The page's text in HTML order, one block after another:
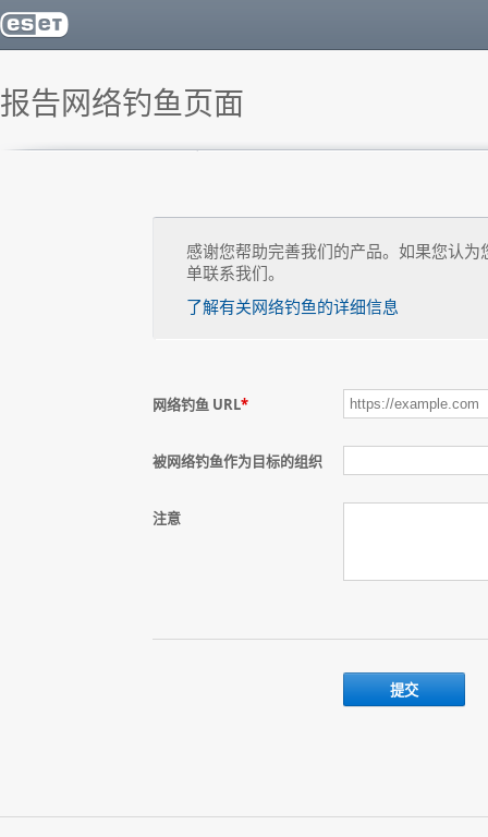
报告网络钓鱼页面
感谢您帮助完善我们的产品。如果您认
单联系我们。
了解有关网络钓鱼的详细信息
网络钓鱼 URL*
被网络钓鱼作为目标的组织
注意